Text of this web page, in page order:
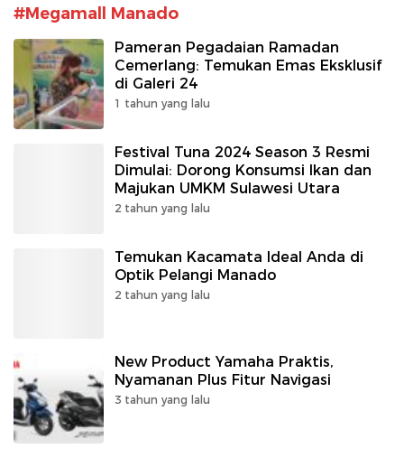
#Megamall Manado
Pameran Pegadaian Ramadan
Cemerlang: Temukan Emas Eksklusif
di Galeri 24
1 tahun yang lalu
Festival Tuna 2024 Season 3 Resmi
Dimulai: Dorong Konsumsi Ikan dan
Majukan UMKM Sulawesi Utara
2 tahun yang lalu
Temukan Kacamata Ideal Anda di
Optik Pelangi Manado
2 tahun yang lalu
New Product Yamaha Praktis,
Nyamanan Plus Fitur Navigasi
3 tahun yang lalu